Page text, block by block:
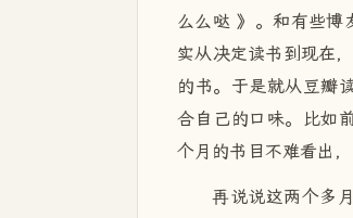
么么哒 》。和有些博
实从决定读书到现在
的书。于是就从豆瓣
合自己的口味。比如
个月的书目不难看出
再说说这两个多